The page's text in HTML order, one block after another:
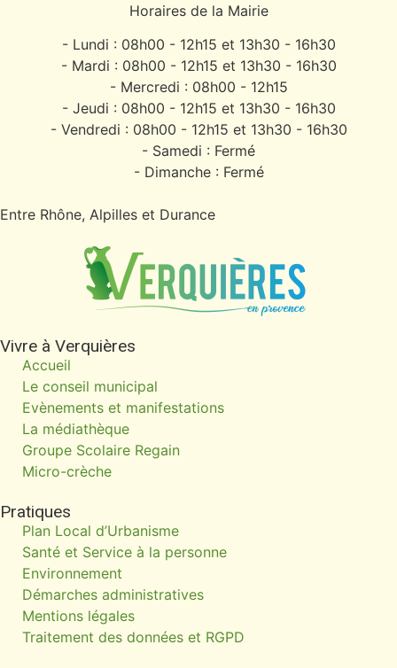
Horaires de la Mairie
- Lundi : 08h00 - 12h15 et 13h30 - 16h30
- Mardi : 08h00 - 12h15 et 13h30 - 16h30
- Mercredi : 08h00 - 12h15
- Jeudi : 08h00 - 12h15 et 13h30 - 16h30
- Vendredi : 08h00 - 12h15 et 13h30 - 16h30
- Samedi : Fermé
- Dimanche : Fermé
Entre Rhône, Alpilles et Durance
Vivre à Verquières
Accueil
Le conseil municipal
Evènements et manifestations
La médiathèque
Groupe Scolaire Regain
Micro-crèche
Pratiques
Plan Local d’Urbanisme
Santé et Service à la personne
Environnement
Démarches administratives
Mentions légales
Traitement des données et RGPD